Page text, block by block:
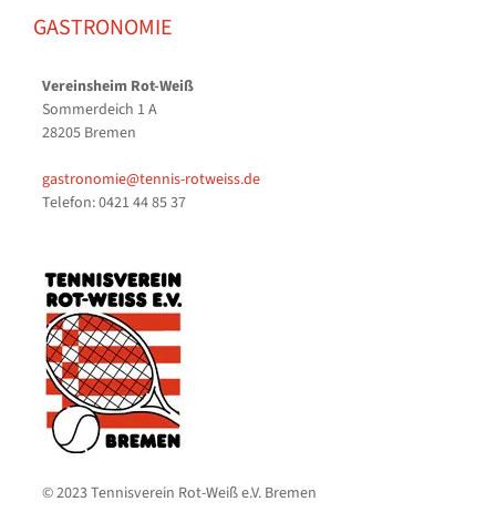
GASTRONOMIE
Vereinsheim Rot-Weiß
Sommerdeich 1 A
28205 Bremen
gastronomie@tennis-rotweiss.de
Telefon: 0421 44 85 37
© 2023 Tennisverein Rot-Weiß e.V. Bremen